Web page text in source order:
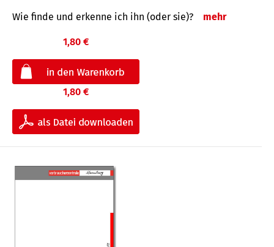
Wie finde und erkenne ich ihn (oder sie)? mehr
1,80 €
1,80 €